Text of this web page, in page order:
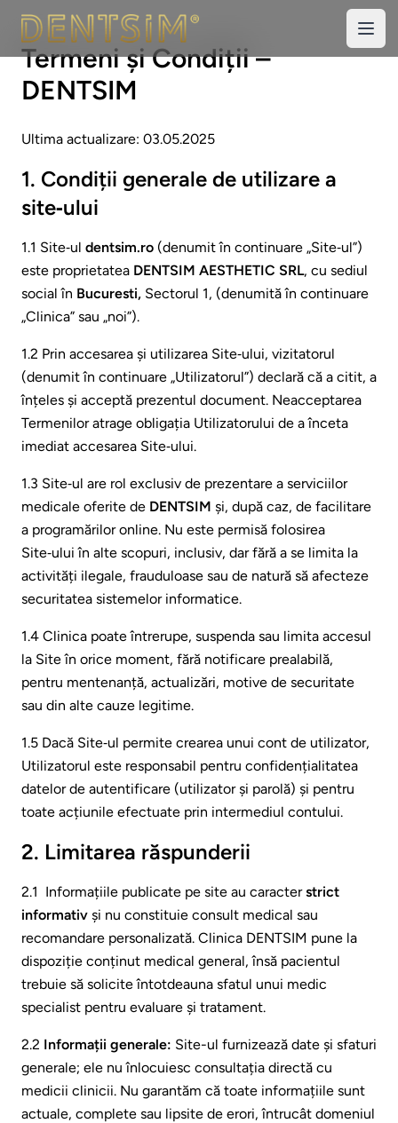
DentSIM
Termeni și Condiții –
DENTSIM
Ultima actualizare: 03.05.2025
1. Condiții generale de utilizare a
site‑ului
1.1 Site‑ul dentsim.ro (denumit în continuare „Site‑ul”)
este proprietatea DENTSIM AESTHETIC SRL, cu sediul
social în Bucuresti, Sectorul 1, (denumită în continuare
„Clinica” sau „noi”).
1.2 Prin accesarea și utilizarea Site‑ului, vizitatorul
(denumit în continuare „Utilizatorul”) declară că a citit, a
înțeles și acceptă prezentul document. Neacceptarea
Termenilor atrage obligația Utilizatorului de a înceta
imediat accesarea Site‑ului.
1.3 Site‑ul are rol exclusiv de prezentare a serviciilor
medicale oferite de DENTSIM și, după caz, de facilitare
a programărilor online. Nu este permisă folosirea
Site‑ului în alte scopuri, inclusiv, dar fără a se limita la
activități ilegale, frauduloase sau de natură să afecteze
securitatea sistemelor informatice.
1.4 Clinica poate întrerupe, suspenda sau limita accesul
la Site în orice moment, fără notificare prealabilă,
pentru mentenanță, actualizări, motive de securitate
sau din alte cauze legitime.
1.5 Dacă Site‑ul permite crearea unui cont de utilizator,
Utilizatorul este responsabil pentru confidențialitatea
datelor de autentificare (utilizator și parolă) și pentru
toate acțiunile efectuate prin intermediul contului.
2. Limitarea răspunderii
2.1 Informațiile publicate pe site au caracterstrict
informativ și nu constituie consult medical sau
recomandare personalizată. Clinica DENTSIM pune la
dispoziție conținut medical general, însă pacientul
trebuie să solicite întotdeauna sfatul unui medic
specialist pentru evaluare și tratament.
2.2 Informații generale: Site-ul furnizează date și sfaturi
generale; ele nu înlocuiesc consultația directă cu
medicii clinicii. Nu garantăm că toate informațiile sunt
actuale, complete sau lipsite de erori, întrucât domeniul